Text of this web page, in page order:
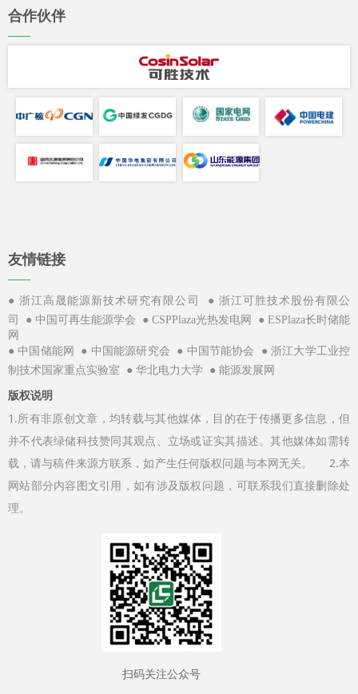
扫码关注公众号
友情链接
——
●浙江高晟能源新技术研究有限公司 ● 浙江可胜技术股份有限公
司
● 中国可再生能源学会 ● CSPPlaza光热发电网 ● ESPlaza长时储能
网
●中国储能网 ● 中国能源研究会 ● 中国节能协会 ●浙江大学工业控
制技术国家重点实验室
● 华北电力大学 ● 能源发展网
版权说明
1.所有非原创文章，均转载与其他媒体，目的在于传播更多信息，但
并不代表绿储科技赞同其观点、立场或证实其描述。其他媒体如需转
载，请与稿件来源方联系，如产生任何版权问题与本网无关。 2.本
网站部分内容图文引用，如有涉及版权问题，可联系我们直接删除处
理。
合作伙伴
——